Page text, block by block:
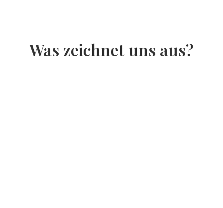
Was zeichnet uns aus?